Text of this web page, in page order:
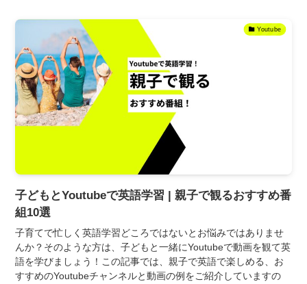
Youtube
子どもとYoutubeで英語学習 | 親子で観るおすすめ番
組10選
子育てで忙しく英語学習どころではないとお悩みではありませ
んか？そのような方は、子どもと一緒にYoutubeで動画を観て英
語を学びましょう！この記事では、親子で英語で楽しめる、お
すすめのYoutubeチャンネルと動画の例をご紹介していますの